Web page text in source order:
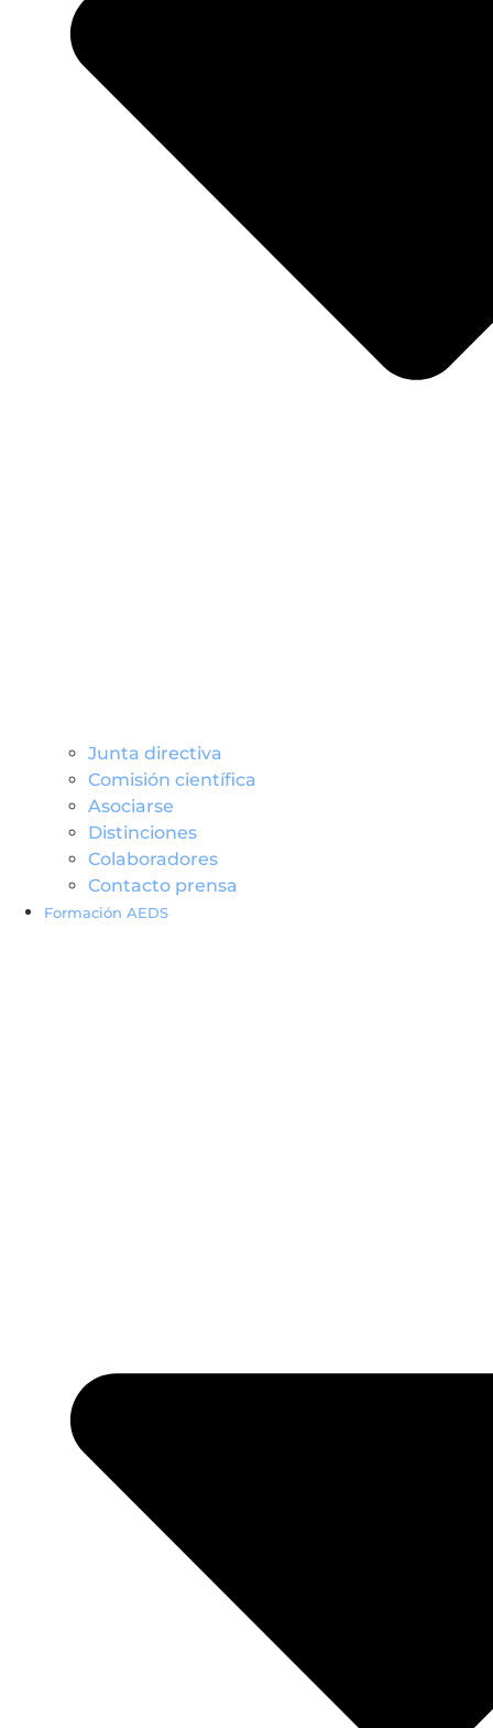
Junta directiva
Comisión científica
Asociarse
Distinciones
Colaboradores
Contacto prensa
Formación AEDS